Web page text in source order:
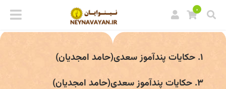
0
۱. حکایات پندآموز سعدی(حامد امجدیان)
۳. حکایات پندآموز سعدی(حامد امجدیان)